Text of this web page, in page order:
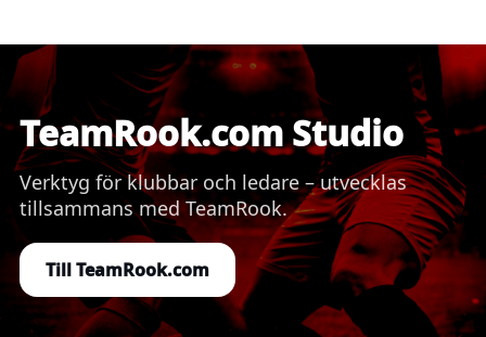
TeamRook.com Studio
Verktyg för klubbar och ledare – utvecklas
tillsammans med TeamRook.
Till TeamRook.com